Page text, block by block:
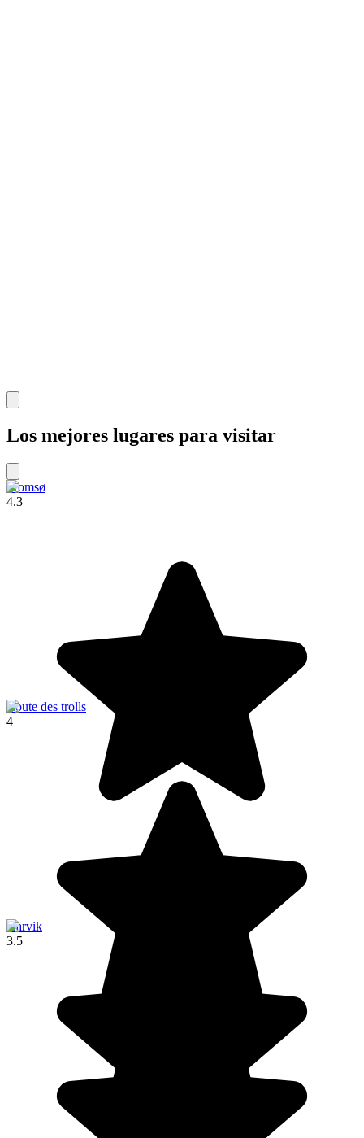
Los mejores lugares para visitar
Tromsø
4.3
Route des trolls
4
Narvik
3.5